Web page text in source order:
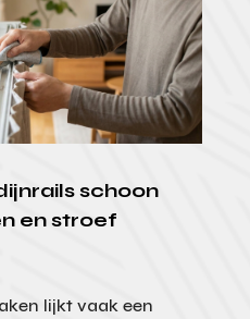
schoon
en stroef
lijkt vaak een